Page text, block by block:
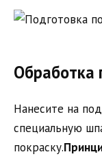
Обработка
Нанесите на
специальную
покраску.